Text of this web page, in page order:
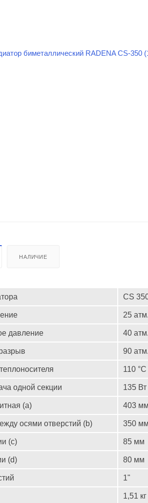
НАЛИЧИЕ
CS
25 атм.
давление 40 атм.
90 атм.
110 °C
одной секции 135 Вт
(a) 403 мм
осями отверстий (b) 350 мм
(с) 85 мм
(d) 80 мм
1"
1,51 кг